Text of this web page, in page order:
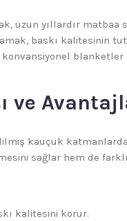
uzun yıllardır
baskı kalitesinin
blanketler
ve
kauçuk
sağlar hem de
kalitesini korur.